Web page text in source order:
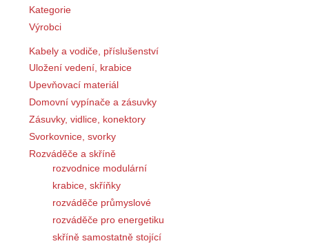
Kategorie
Výrobci
Kabely a vodiče, příslušenství
Uložení vedení, krabice
Upevňovací materiál
Domovní vypínače a zásuvky
Zásuvky, vidlice, konektory
Svorkovnice, svorky
Rozváděče a skříně
rozvodnice modulární
krabice, skříňky
rozváděče průmyslové
rozváděče pro energetiku
skříně samostatně stojící